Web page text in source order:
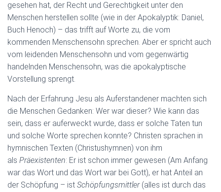
gesehen hat, der Recht und Gerechtigkeit unter den
Menschen herstellen sollte (wie in der Apokalyptik: Daniel,
Buch Henoch) – das trifft auf Worte zu, die vom
kommenden Menschensohn sprechen. Aber er spricht auch
vom leidenden Menschensohn und vom gegenwärtig
handelnden Menschensohn, was die apokalyptische
Vorstellung sprengt.
Nach der Erfahrung Jesu als Auferstandener machten sich
die Menschen Gedanken: Wer war dieser? Wie kann das
sein, dass er auferweckt wurde, dass er solche Taten tun
und solche Worte sprechen konnte? Christen sprachen in
hymnischen Texten (Christushymnen) von ihm
als Präexistenten: Er ist schon immer gewesen (Am Anfang
war das Wort und das Wort war bei Gott), er hat Anteil an
der Schöpfung – ist Schöpfungsmittler(alles ist durch das